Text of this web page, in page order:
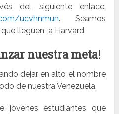
del siguiente enlace:
ucvhnmun. Seamos
lleguen a Harvard.
nuestra meta!
dejar en alto el nombre
de nuestra Venezuela.
jóvenes estudiantes que